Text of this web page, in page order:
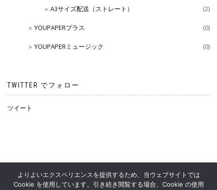
A3サイズ配送（ストレート） (2)
YOUPAPERプラス (0)
YOUPAPERミュージック (0)
TWITTER でフォロー
ツイート
よりよいエクスペリエンスを提供するため、当ウェブサイトでは
Cookie を使用しています。引き続き閲覧する場合、Cookie の使用